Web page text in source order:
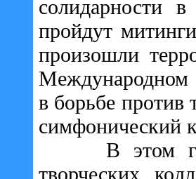
солидарности
пройдут
произошли
Международном
в борьбе против
симфонический
В этом году
творческих